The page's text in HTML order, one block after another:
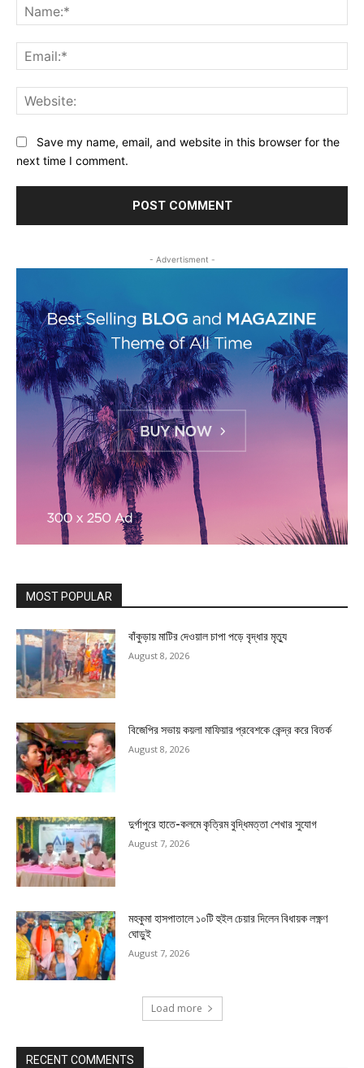
Save my name, email, and website in this browser for the
next time I comment.
- Advertisment -
MOST POPULAR
বাঁকুড়ায় মাটির দেওয়াল চাপা পড়ে বৃদ্ধার মৃত্যু
August 8, 2026
বিজেপির সভায় কয়লা মাফিয়ার প্রবেশকে কেন্দ্র করে বিতর্ক
August 8, 2026
দুর্গাপুরে হাতে-কলমে কৃত্রিম বুদ্ধিমত্তা শেখার সুযোগ
August 7, 2026
মহকুমা হাসপাতালে ১০টি হুইল চেয়ার দিলেন বিধায়ক লক্ষ্ণণ
ঘোড়ুই
August 7, 2026
Load more
RECENT COMMENTS